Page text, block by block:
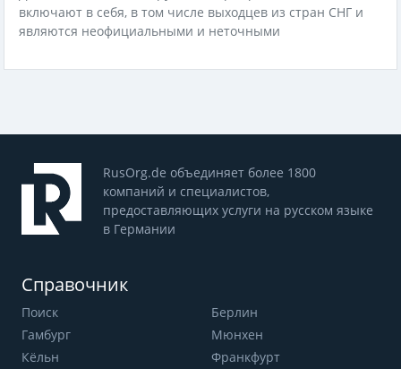
включают в себя, в том числе выходцев из стран СНГ и
являются неофициальными и неточными
RusOrg.de объединяет более 1800
компаний и специалистов,
предоставляющих услуги на русском языке
в Германии
Справочник
Поиск
Берлин
Гамбург
Мюнхен
Кёльн
Франкфурт